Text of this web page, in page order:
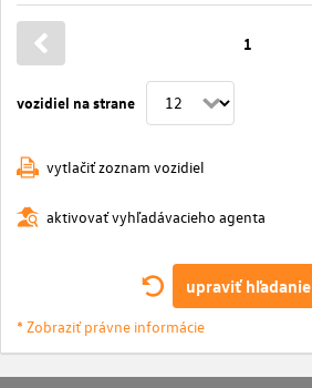
vozidiel na strane
1
vytlačiť zoznam vozidiel
aktivovať vyhľadávacieho agenta
upraviť hľadanie
* Zobraziť právne informácie